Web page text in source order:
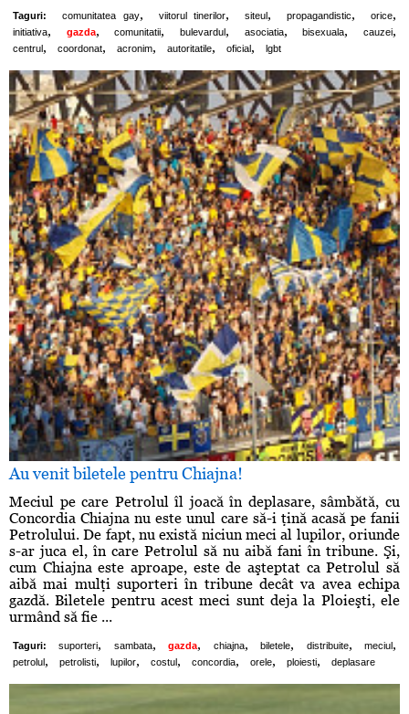
Taguri: comunitatea gay, viitorul tinerilor, siteul, propagandistic, orice,
initiativa, gazda, comunitatii, bulevardul, asociatia, bisexuala, cauzei,
centrul, coordonat, acronim, autoritatile, oficial, lgbt
Au venit biletele pentru Chiajna!
Meciul pe care Petrolul îl joacă în deplasare, sâmbătă, cu
Concordia Chiajna nu este unul care să-i ţină acasă pe fanii
Petrolului. De fapt, nu există niciun meci al lupilor, oriunde
s-ar juca el, în care Petrolul să nu aibă fani în tribune. Şi,
cum Chiajna este aproape, este de aşteptat ca Petrolul să
aibă mai mulţi suporteri în tribune decât va avea echipa
gazdă. Biletele pentru acest meci sunt deja la Ploieşti, ele
urmând să fie ...
Taguri: suporteri, sambata, gazda, chiajna, biletele, distribuite, meciul,
petrolul, petrolisti, lupilor, costul, concordia, orele, ploiesti, deplasare